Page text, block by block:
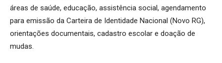
áreas de saúde, educação, assistência social, agendamento
para emissão da Carteira de Identidade Nacional (Novo RG),
orientações documentais, cadastro escolar e doação de
mudas.